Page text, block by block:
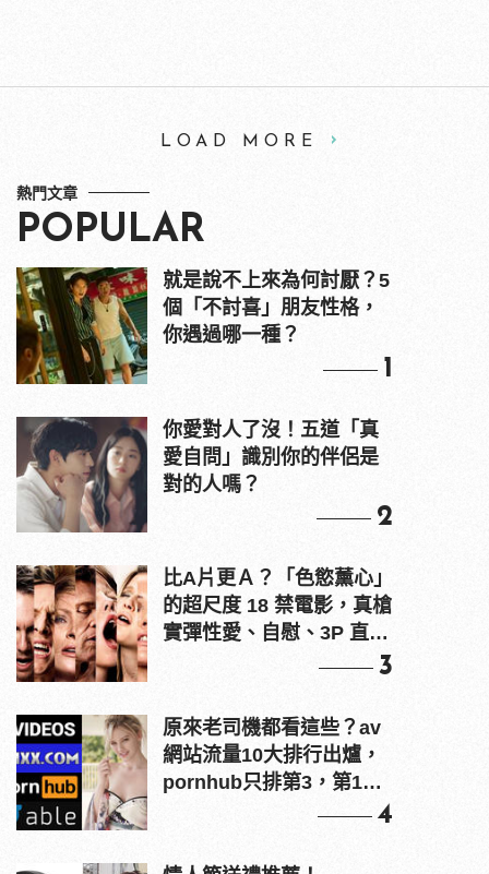
LOAD MORE
熱門文章
POPULAR
就是說不上來為何討厭？5
個「不討喜」朋友性格，
你遇過哪一種？
1
你愛對人了沒！五道「真
愛自問」識別你的伴侶是
對的人嗎？
2
比A片更Ａ？「色慾薰心」
的超尺度 18 禁電影，真槍
實彈性愛、自慰、3P 直接
3
原來老司機都看這些？av
網站流量10大排行出爐，
pornhub只排第3，第1名
4